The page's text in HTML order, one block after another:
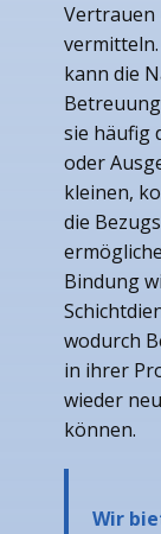
Vertrauen
kann die
sie häufig
oder
kleinen,
die
Bindung
wodurch
in ihrer
wieder
können.
Wir